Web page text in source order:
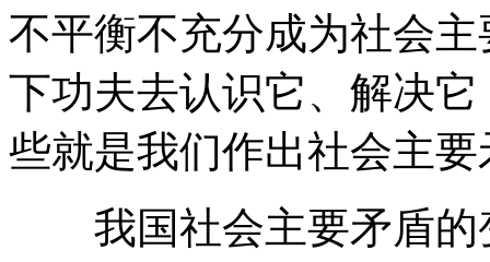
不平衡不充分成为社会
下功夫去认识它、解决
些就是我们作出社会主
我国社会主要矛盾的